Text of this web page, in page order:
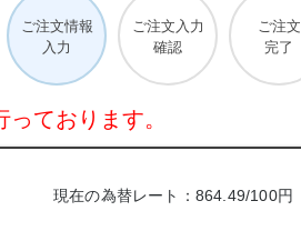
ご注文情報
入力
ご注文入力
確認
ご注文
完了
ております。
現在の為替レート：864.49/100円